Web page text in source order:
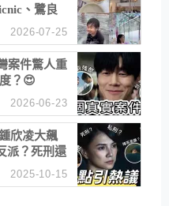
、鷺良
拍攝地、漢
2026-07-25
案件驚人重
？😍
2026-06-23
欣凌大飆
派？死刑還
2025-10-15